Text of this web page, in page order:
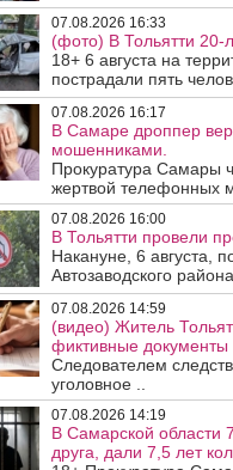
07.08.2026 16:33
(фото) В Тольятти 20-
18+ 6 августа на
пострадали пять
07.08.2026 16:17
В Самаре дроппер
мошенниками.
Прокуратура Самары
жертвой телефонных
07.08.2026 16:00
В Тольятти провели
Накануне, 6 августа,
Автозаводского
07.08.2026 14:59
(видео) Житель
фиктивные документы
Следователем
уголовное ..
07.08.2026 14:19
В Самарской области
друга, дали 7,5 лет